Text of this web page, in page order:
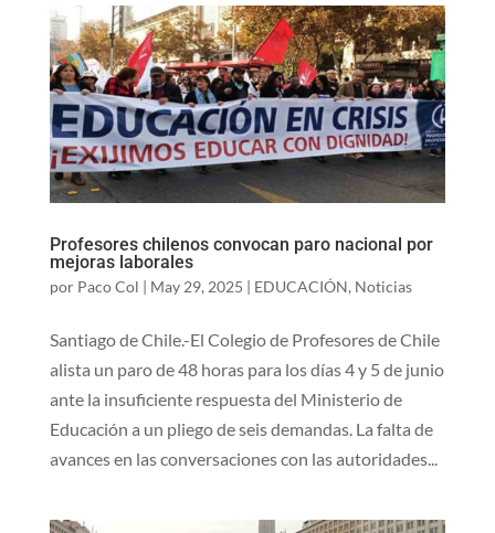
Profesores chilenos convocan paro nacional por
mejoras laborales
por Paco Col | May 29, 2025 | EDUCACIÓN, Noticias
Santiago de Chile.-El Colegio de Profesores de Chile
alista un paro de 48 horas para los días 4 y 5 de junio
ante la insuficiente respuesta del Ministerio de
Educación a un pliego de seis demandas. La falta de
avances en las conversaciones con las autoridades...